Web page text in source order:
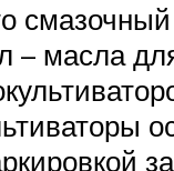
– масла